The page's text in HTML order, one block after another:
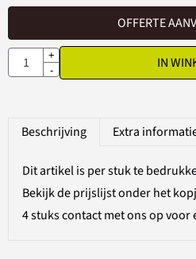
OFFERTE
Aantal
+
-
IN
Beschrijving Extra
Dit artikel is per stuk te
Bekijk de prijslijst onder het
4 stuks contact met ons op voor